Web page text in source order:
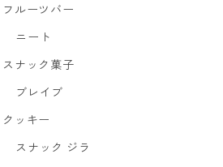
フルーツバー
ニート
スナック菓子
ブレイブ
クッキー
スナック ジラ